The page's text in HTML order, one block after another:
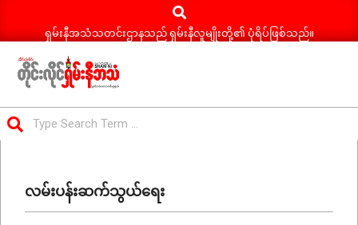
Search
ရှမ်းနီအသံသတင်းဌာနသည် ရှမ်းနီလူမျိုးတို့၏ ပုံရိပ်ဖြစ်သည်။
ရှမ်း
နီ
သတင်း
Menuလမ်းပန်းဆက်သွယ်ရေး